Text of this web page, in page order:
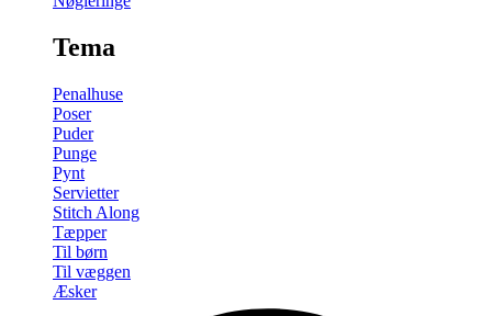
Tema
Penalhuse
Poser
Puder
Punge
Pynt
Servietter
Stitch Along
Tæpper
Til børn
Til væggen
Æsker